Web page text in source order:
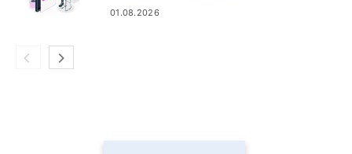
01.08.2026